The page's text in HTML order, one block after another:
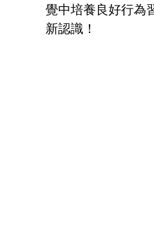
覺中培養良好行為
新認識！